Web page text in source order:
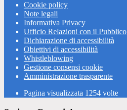
Cookie policy
Note legali
Informativa Privacy
Ufficio Relazioni con il Pubblico
Dichiarazione di accessibilità
Obiettivi di accessibilità
Whistleblowing
Gestione consensi cookie
Amministrazione trasparente
Pagina visualizzata 1254 volte